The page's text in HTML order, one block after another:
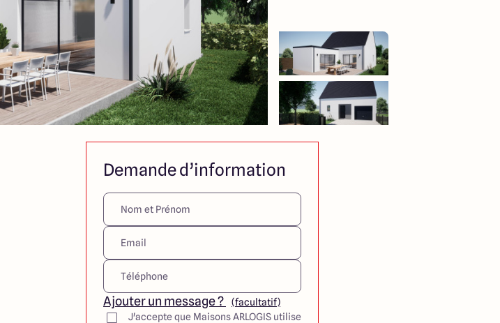
Demande d’information
Ajouter un message ?
(facultatif)
J'accepte que Maisons ARLOGIS utilise